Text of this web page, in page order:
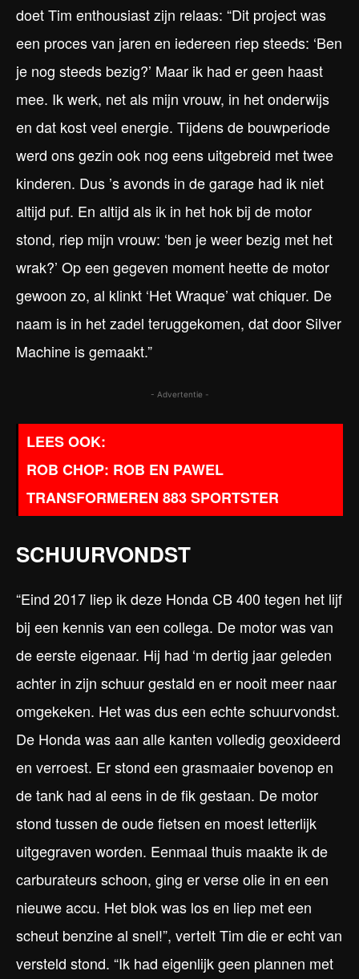
doet Tim enthousiast zijn relaas: “Dit project was
een proces van jaren en iedereen riep steeds: ‘Ben
je nog steeds bezig?’ Maar ik had er geen haast
mee. Ik werk, net als mijn vrouw, in het onderwijs
en dat kost veel energie. Tijdens de bouwperiode
werd ons gezin ook nog eens uitgebreid met twee
kinderen. Dus ’s avonds in de garage had ik niet
altijd puf. En altijd als ik in het hok bij de motor
stond, riep mijn vrouw: ‘ben je weer bezig met het
wrak?’ Op een gegeven moment heette de motor
gewoon zo, al klinkt ‘Het Wraque’ wat chiquer. De
naam is in het zadel teruggekomen, dat door Silver
Machine is gemaakt.”
- Advertentie -
ROB CHOP: ROB EN PAWEL
TRANSFORMEREN 883 SPORTSTER
SCHUURVONDST
“Eind 2017 liep ik deze Honda CB 400 tegen het lijf
bij een kennis van een collega. De motor was van
de eerste eigenaar. Hij had ‘m dertig jaar geleden
achter in zijn schuur gestald en er nooit meer naar
omgekeken. Het was dus een echte schuurvondst.
De Honda was aan alle kanten volledig geoxideerd
en verroest. Er stond een grasmaaier bovenop en
de tank had al eens in de fik gestaan. De motor
stond tussen de oude fietsen en moest letterlijk
uitgegraven worden. Eenmaal thuis maakte ik de
carburateurs schoon, ging er verse olie in en een
nieuwe accu. Het blok was los en liep met een
scheut benzine al snel!”, vertelt Tim die er echt van
versteld stond. “Ik had eigenlijk geen plannen met